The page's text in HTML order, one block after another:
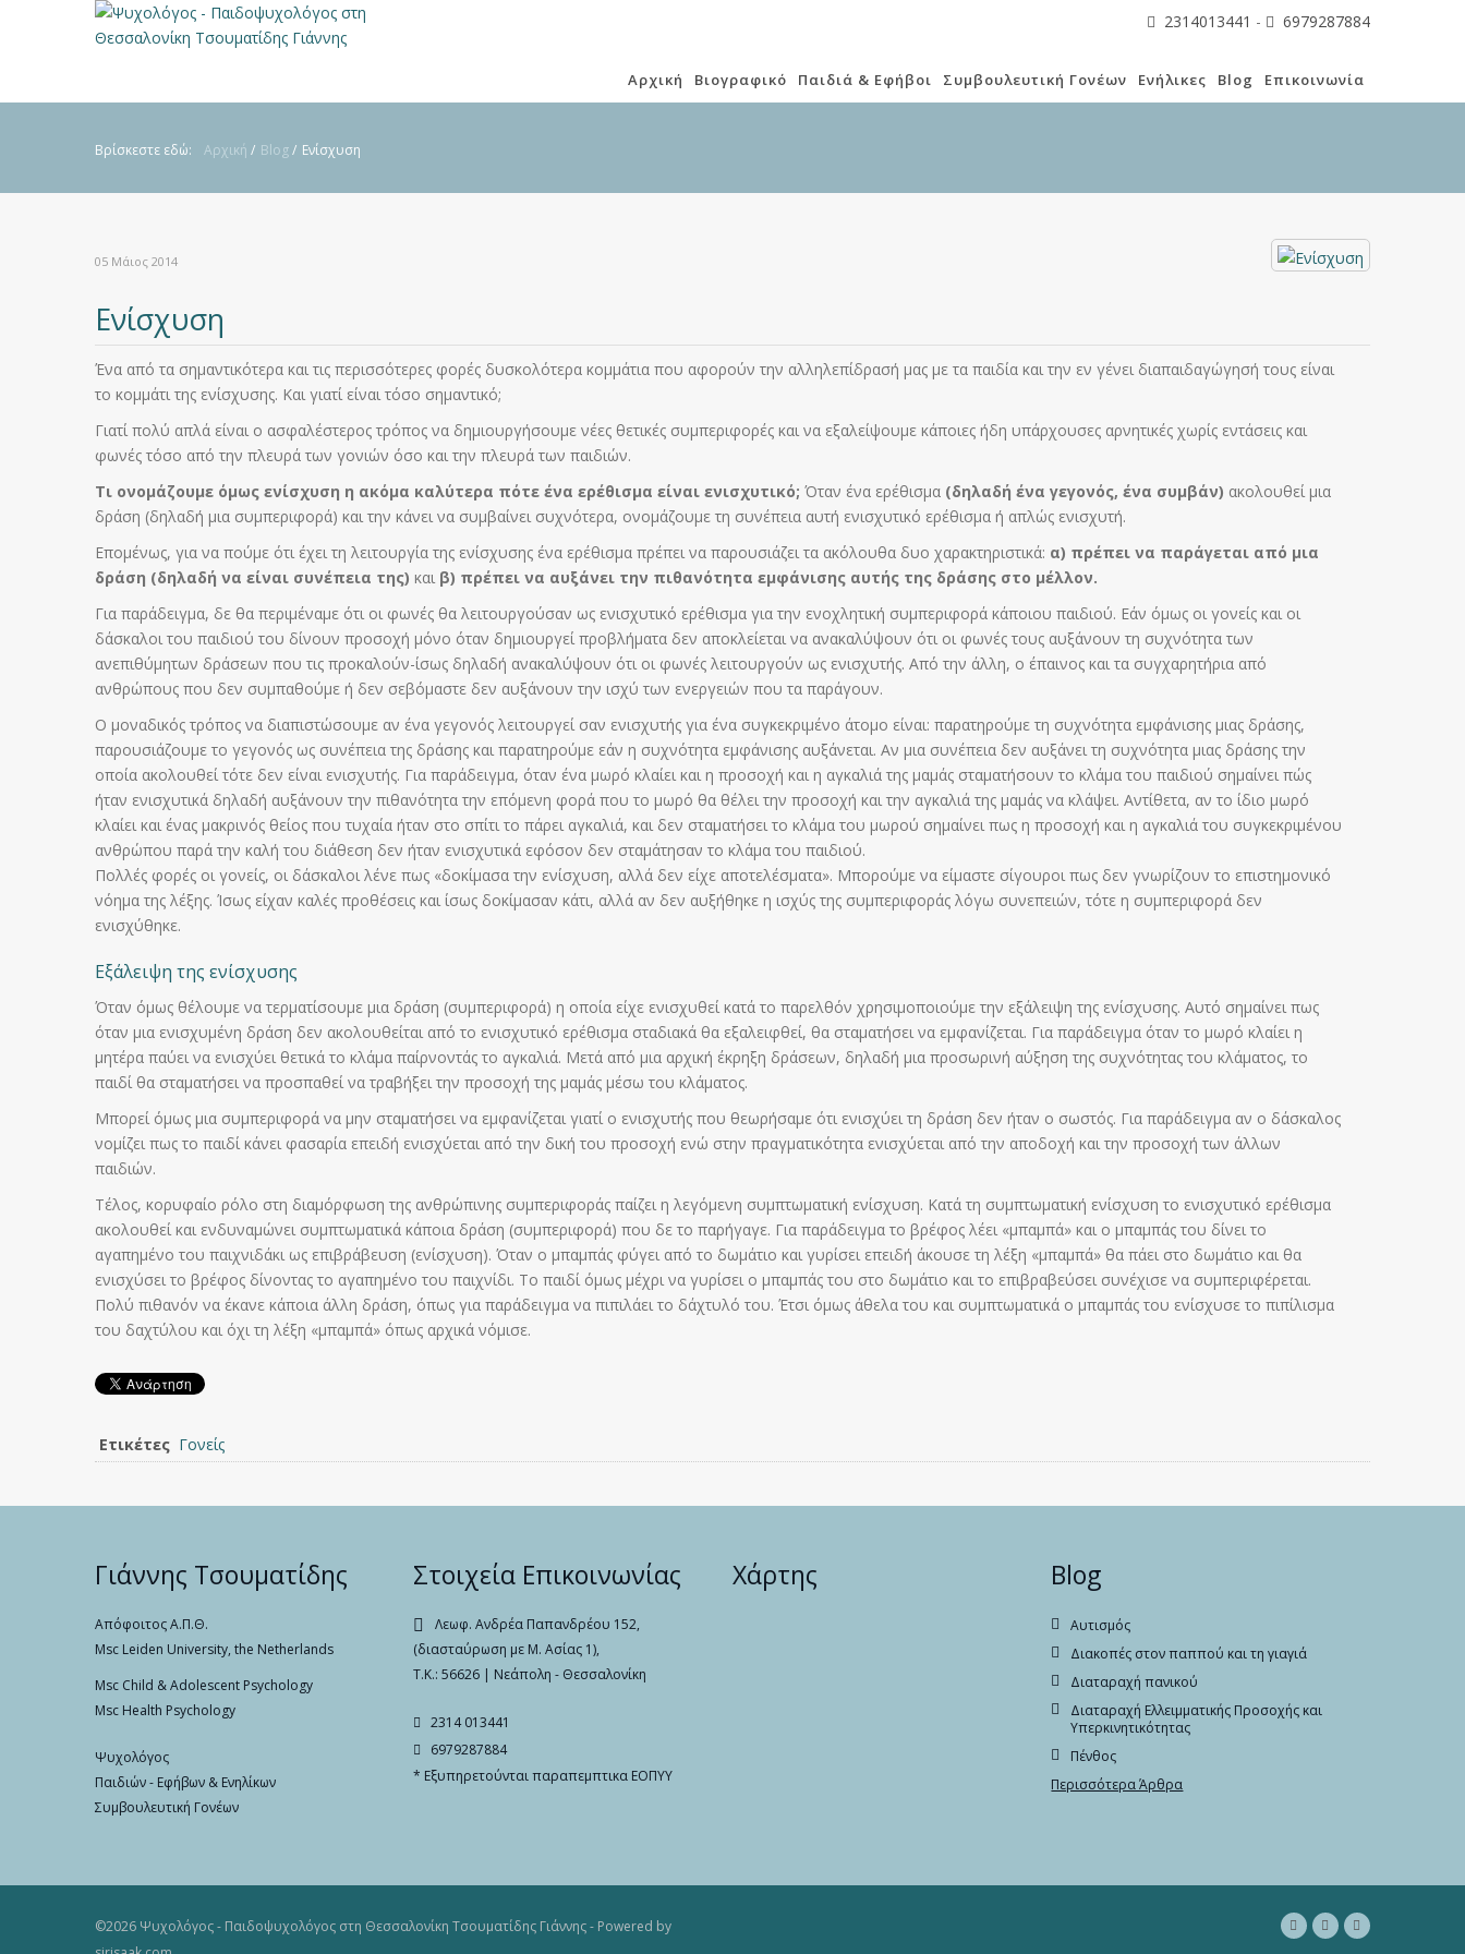
2314013441 - 6979287884
Αρχική Βιογραφικό Παιδιά & Εφήβοι Συμβουλευτική Γονέων Ενήλικες Blog Επικοινωνία
Βρίσκεστε εδώ: Αρχική / Blog/ Ενίσχυση
05 Μάιος 2014
Ενίσχυση
Ένα από τα σημαντικότερα και τις περισσότερες φορές δυσκολότερα κομμάτια που αφορούν την αλληλεπίδρασή μας με τα παιδία και την εν γένει διαπαιδαγώγησή τους είναι
το κομμάτι της ενίσχυσης. Και γιατί είναι τόσο σημαντικό;
Γιατί πολύ απλά είναι ο ασφαλέστερος τρόπος να δημιουργήσουμε νέες θετικές συμπεριφορές και να εξαλείψουμε κάποιες ήδη υπάρχουσες αρνητικές χωρίς εντάσεις και
φωνές τόσο από την πλευρά των γονιών όσο και την πλευρά των παιδιών.
Τι ονομάζουμε όμως ενίσχυση η ακόμα καλύτερα πότε ένα ερέθισμα είναι ενισχυτικό; Όταν ένα ερέθισμα (δηλαδή ένα γεγονός, ένα συμβάν) ακολουθεί μια
δράση (δηλαδή μια συμπεριφορά) και την κάνει να συμβαίνει συχνότερα, ονομάζουμε τη συνέπεια αυτή ενισχυτικό ερέθισμα ή απλώς ενισχυτή.
Επομένως, για να πούμε ότι έχει τη λειτουργία της ενίσχυσης ένα ερέθισμα πρέπει να παρουσιάζει τα ακόλουθα δυο χαρακτηριστικά: α) πρέπει να παράγεται από μια
δράση (δηλαδή να είναι συνέπεια της) και β) πρέπει να αυξάνει την πιθανότητα εμφάνισης αυτής της δράσης στο μέλλον.
Για παράδειγμα, δε θα περιμέναμε ότι οι φωνές θα λειτουργούσαν ως ενισχυτικό ερέθισμα για την ενοχλητική συμπεριφορά κάποιου παιδιού. Εάν όμως οι γονείς και οι
δάσκαλοι του παιδιού του δίνουν προσοχή μόνο όταν δημιουργεί προβλήματα δεν αποκλείεται να ανακαλύψουν ότι οι φωνές τους αυξάνουν τη συχνότητα των
ανεπιθύμητων δράσεων που τις προκαλούν-ίσως δηλαδή ανακαλύψουν ότι οι φωνές λειτουργούν ως ενισχυτής. Από την άλλη, ο έπαινος και τα συγχαρητήρια από
ανθρώπους που δεν συμπαθούμε ή δεν σεβόμαστε δεν αυξάνουν την ισχύ των ενεργειών που τα παράγουν.
Ο μοναδικός τρόπος να διαπιστώσουμε αν ένα γεγονός λειτουργεί σαν ενισχυτής για ένα συγκεκριμένο άτομο είναι: παρατηρούμε τη συχνότητα εμφάνισης μιας δράσης,
παρουσιάζουμε το γεγονός ως συνέπεια της δράσης και παρατηρούμε εάν η συχνότητα εμφάνισης αυξάνεται. Αν μια συνέπεια δεν αυξάνει τη συχνότητα μιας δράσης την
οποία ακολουθεί τότε δεν είναι ενισχυτής. Για παράδειγμα, όταν ένα μωρό κλαίει και η προσοχή και η αγκαλιά της μαμάς σταματήσουν το κλάμα του παιδιού σημαίνει πώς
ήταν ενισχυτικά δηλαδή αυξάνουν την πιθανότητα την επόμενη φορά που το μωρό θα θέλει την προσοχή και την αγκαλιά της μαμάς να κλάψει. Αντίθετα, αν το ίδιο μωρό
κλαίει και ένας μακρινός θείος που τυχαία ήταν στο σπίτι το πάρει αγκαλιά, και δεν σταματήσει το κλάμα του μωρού σημαίνει πως η προσοχή και η αγκαλιά του συγκεκριμένου
ανθρώπου παρά την καλή του διάθεση δεν ήταν ενισχυτικά εφόσον δεν σταμάτησαν το κλάμα του παιδιού.
Πολλές φορές οι γονείς, οι δάσκαλοι λένε πως «δοκίμασα την ενίσχυση, αλλά δεν είχε αποτελέσματα». Μπορούμε να είμαστε σίγουροι πως δεν γνωρίζουν το επιστημονικό
νόημα της λέξης. Ίσως είχαν καλές προθέσεις και ίσως δοκίμασαν κάτι, αλλά αν δεν αυξήθηκε η ισχύς της συμπεριφοράς λόγω συνεπειών, τότε η συμπεριφορά δεν
ενισχύθηκε.
Εξάλειψη της ενίσχυσης
Όταν όμως θέλουμε να τερματίσουμε μια δράση (συμπεριφορά) η οποία είχε ενισχυθεί κατά το παρελθόν χρησιμοποιούμε την εξάλειψη της ενίσχυσης. Αυτό σημαίνει πως
όταν μια ενισχυμένη δράση δεν ακολουθείται από το ενισχυτικό ερέθισμα σταδιακά θα εξαλειφθεί, θα σταματήσει να εμφανίζεται. Για παράδειγμα όταν το μωρό κλαίει η
μητέρα παύει να ενισχύει θετικά το κλάμα παίρνοντάς το αγκαλιά. Μετά από μια αρχική έκρηξη δράσεων, δηλαδή μια προσωρινή αύξηση της συχνότητας του κλάματος, το
παιδί θα σταματήσει να προσπαθεί να τραβήξει την προσοχή της μαμάς μέσω του κλάματος.
Μπορεί όμως μια συμπεριφορά να μην σταματήσει να εμφανίζεται γιατί ο ενισχυτής που θεωρήσαμε ότι ενισχύει τη δράση δεν ήταν ο σωστός. Για παράδειγμα αν ο δάσκαλος
νομίζει πως το παιδί κάνει φασαρία επειδή ενισχύεται από την δική του προσοχή ενώ στην πραγματικότητα ενισχύεται από την αποδοχή και την προσοχή των άλλων
παιδιών.
Τέλος, κορυφαίο ρόλο στη διαμόρφωση της ανθρώπινης συμπεριφοράς παίζει η λεγόμενη συμπτωματική ενίσχυση. Κατά τη συμπτωματική ενίσχυση το ενισχυτικό ερέθισμα
ακολουθεί και ενδυναμώνει συμπτωματικά κάποια δράση (συμπεριφορά) που δε το παρήγαγε. Για παράδειγμα το βρέφος λέει «μπαμπά» και ο μπαμπάς του δίνει το
αγαπημένο του παιχνιδάκι ως επιβράβευση (ενίσχυση). Όταν ο μπαμπάς φύγει από το δωμάτιο και γυρίσει επειδή άκουσε τη λέξη «μπαμπά» θα πάει στο δωμάτιο και θα
ενισχύσει το βρέφος δίνοντας το αγαπημένο του παιχνίδι. Το παιδί όμως μέχρι να γυρίσει ο μπαμπάς του στο δωμάτιο και το επιβραβεύσει συνέχισε να συμπεριφέρεται.
Πολύ πιθανόν να έκανε κάποια άλλη δράση, όπως για παράδειγμα να πιπιλάει το δάχτυλό του. Έτσι όμως άθελα του και συμπτωματικά ο μπαμπάς του ενίσχυσε το πιπίλισμα
του δαχτύλου και όχι τη λέξη «μπαμπά» όπως αρχικά νόμισε.
Ετικέτες Γονείς
Γιάννης Τσουματίδης
Απόφοιτος Α.Π.Θ.
Msc Leiden University, the Netherlands
Msc Child & Adolescent Psychology
Msc Health Psychology
Ψυχολόγος
Παιδιών - Εφήβων & Ενηλίκων
Συμβουλευτική Γονέων
Στοιχεία Επικοινωνίας
Λεωφ. Ανδρέα Παπανδρέου 152,
(διασταύρωση με Μ. Ασίας 1),
Τ.Κ.: 56626 | Νεάπολη - Θεσσαλονίκη
2314 013441
6979287884
* Εξυπηρετούνται παραπεμπτικα ΕΟΠΥΥ
Χάρτης Blog
Αυτισμός
Διακοπές στον παππού και τη γιαγιά
Διαταραχή πανικού
Διαταραχή Ελλειμματικής Προσοχής και
Υπερκινητικότητας
Πένθος
Περισσότερα Άρθρα
©2026 Ψυχολόγος - Παιδοψυχολόγος στη Θεσσαλονίκη Τσουματίδης Γιάννης - Powered by